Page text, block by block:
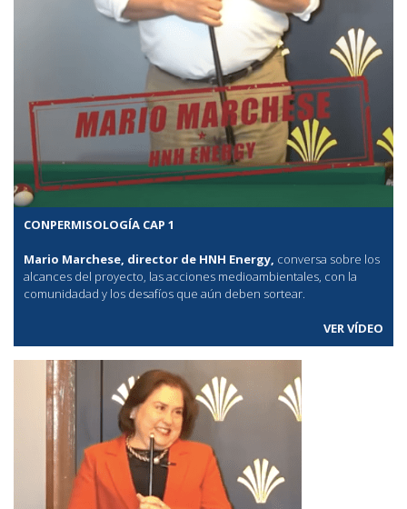
CONPERMISOLOGÍA CAP 1
Mario Marchese, director de HNH Energy, conversa sobre los
alcances del proyecto, las acciones medioambientales, con la
comunidadad y los desafíos que aún deben sortear.
VER VÍDEO